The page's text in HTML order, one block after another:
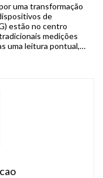
uma transformação
de
estão no centro
medições
uma leitura pontual,